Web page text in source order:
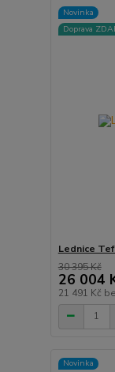
Novinka
Doprava
Lednice
30 395 Kč
26 004
21 491 Kč
Novinka